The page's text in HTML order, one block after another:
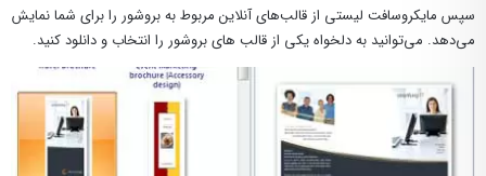
سپس مایکروسافت لیستی از قالب‌های آنلاین مربوط به بروشور را برای شما نمایش
می‌دهد. می‌توانید به دلخواه یکی از قالب های بروشور را انتخاب و دانلود کنید.